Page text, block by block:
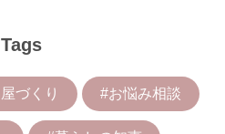
Tags
づくり #お悩み相談